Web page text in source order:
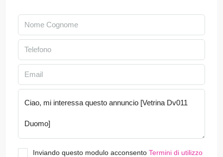
Inviando questo modulo acconsento Termini di utilizzo